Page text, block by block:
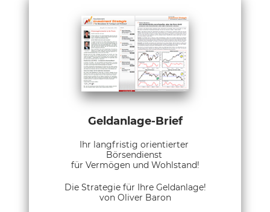
Geldanlage-Brief
Ihr langfristig orientierter
Börsendienst
für Vermögen und Wohlstand!
Die Strategie für Ihre Geldanlage!
von Oliver Baron